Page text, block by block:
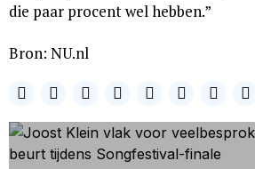
die paar procent wel hebben.”
Bron: NU.nl